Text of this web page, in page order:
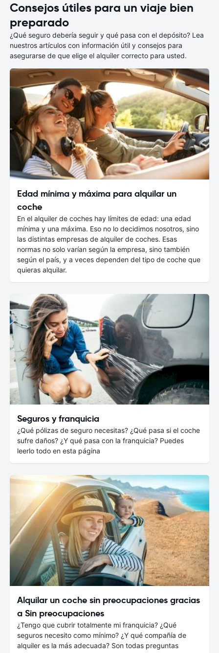
Consejos útiles para un viaje bien
preparado
¿Qué seguro debería seguir y qué pasa con el depósito? Lea
nuestros artículos con información útil y consejos para
asegurarse de que elige el alquiler correcto para usted.
Edad mínima y máxima para alquilar un
coche
En el alquiler de coches hay límites de edad: una edad
mínima y una máxima. Eso no lo decidimos nosotros, sino
las distintas empresas de alquiler de coches. Esas
normas no solo varían según la empresa, sino también
según el país, y a veces dependen del tipo de coche que
quieras alquilar.
Seguros y franquicia
¿Qué pólizas de seguro necesitas? ¿Qué pasa si el coche
sufre daños? ¿Y qué pasa con la franquicia? Puedes
leerlo todo en esta página
Alquilar un coche sin preocupaciones gracias
a Sin preocupaciones
¿Tengo que cubrir totalmente mi franquicia? ¿Qué
seguros necesito como mínimo? ¿Y qué compañía de
alquiler es la más adecuada? Son todas preguntas